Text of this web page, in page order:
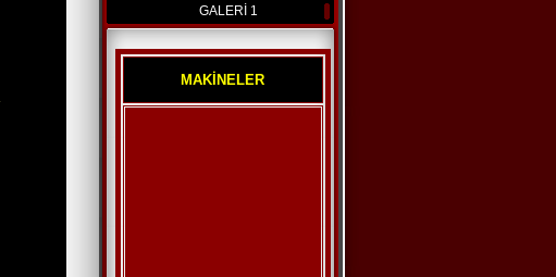
GALERİ 1
MAKİNELER